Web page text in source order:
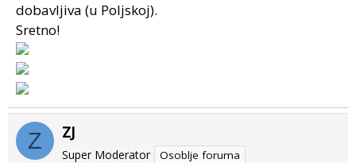
dobavljiva (u Poljskoj).
Sretno!
Z ZJ
Super Moderator Osoblje foruma